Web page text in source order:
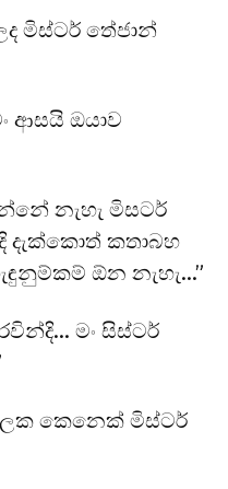
මිස්ටර් තේජාන්
ආසයි ඔයාව
නැහැ මිසටර්
දැක්කොත් කතාබහ
ඕන නැහැ…”
මං සිස්ටර්
කෙනෙක් මිස්ටර්